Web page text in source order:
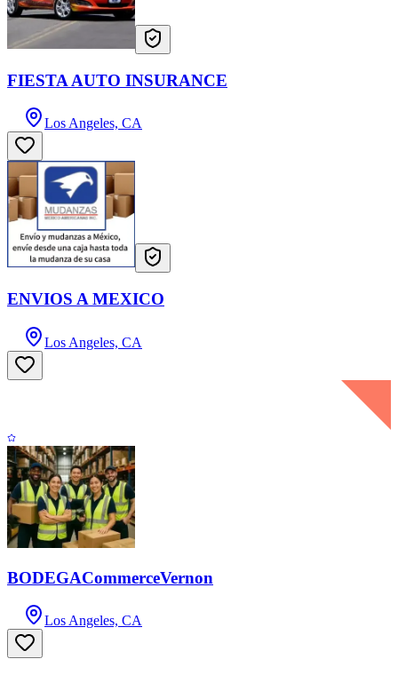
FIESTA AUTO INSURANCE
Los Angeles, CA
ENVIOS A MEXICO
Los Angeles, CA
BODEGACommerceVernon
Los Angeles, CA